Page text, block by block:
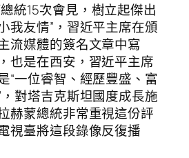
統15次會見，樹立起傑出
我友情”，習近平主席在頒
流媒體的簽名文章中寫
也是在西安，習近平主席
“一位睿智、經歷豐盛、富
對塔吉克斯坦國度成長施
赫蒙總統非常重視這份評
視臺將這段錄像反復播